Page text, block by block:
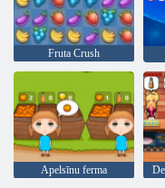
Fruta Crush
Apelsīnu ferma